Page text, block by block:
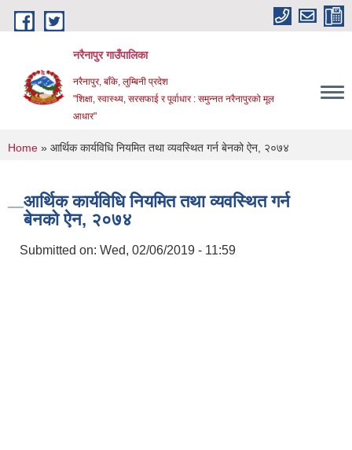
Skip to main content
नरैनापुर गाउँपालिका
नरैनापुर, बाँके, लुम्बिनी प्रदेश
"शिक्षा, स्वास्थ्य, सरसफाई र पूर्वाधार : समुन्नत नरैनापुरको मूल
आधार"
You are here
Home » आर्थिक कार्यविधि नियमित तथा व्यवस्थित गर्न बेनको ऐन, २०७४
आर्थिक कार्यविधि नियमित तथा व्यवस्थित गर्न
बेनको ऐन, २०७४
Submitted on: Wed, 02/06/2019 - 11:59